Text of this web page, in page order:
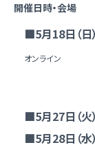
開催日時・会場
■5月18日（日
オンライン
■5月27日（
■5月28日（